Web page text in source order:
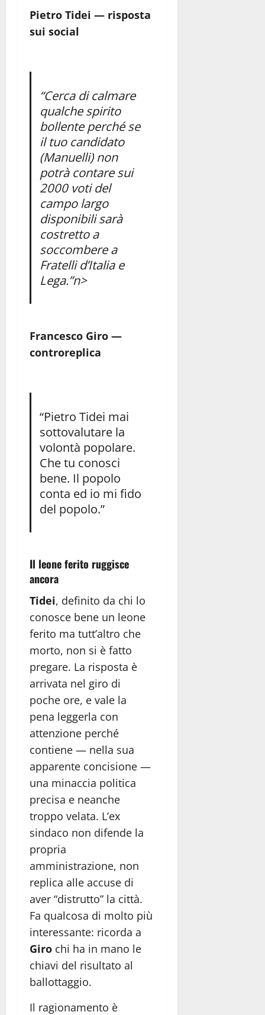
Pietro Tidei — risposta
sui social
“Cerca di calmare
qualche spirito
bollente perché se
il tuo candidato
(Manuelli) non
potrà contare sui
2000 voti del
campo largo
disponibili sarà
costretto a
soccombere a
Fratelli d’Italia e
Lega.”n>
Francesco Giro —
controreplica
“Pietro Tidei mai
sottovalutare la
volontà popolare.
Che tu conosci
bene. Il popolo
conta ed io mi fido
del popolo.”
Il leone ferito ruggisce
ancora
Tidei, definito da chi lo
conosce bene un leone
ferito ma tutt’altro che
morto, non si è fatto
pregare. La risposta è
arrivata nel giro di
poche ore, e vale la
pena leggerla con
attenzione perché
contiene — nella sua
apparente concisione —
una minaccia politica
precisa e neanche
troppo velata. L’ex
sindaco non difende la
propria
amministrazione, non
replica alle accuse di
aver “distrutto” la città.
Fa qualcosa di molto più
interessante: ricorda a
Giro chi ha in mano le
chiavi del risultato al
ballottaggio.
Il ragionamento è